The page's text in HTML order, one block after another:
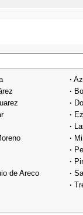
·
·
·
·
·
·
·
·
de Areco ·
·